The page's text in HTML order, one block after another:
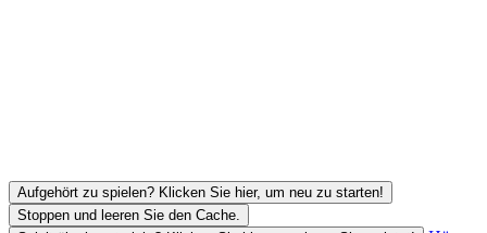
Aufgehört zu spielen? Klicken Sie hier, um neu zu starten!
Stoppen und leeren Sie den Cache.